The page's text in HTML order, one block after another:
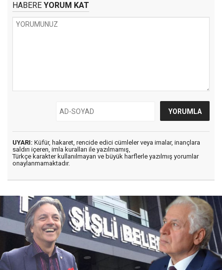
HABERE YORUM KAT
UYARI: Küfür, hakaret, rencide edici cümleler veya imalar, inançlara
saldırı içeren, imla kuralları ile yazılmamış,
Türkçe karakter kullanılmayan ve büyük harflerle yazılmış yorumlar
onaylanmamaktadır.